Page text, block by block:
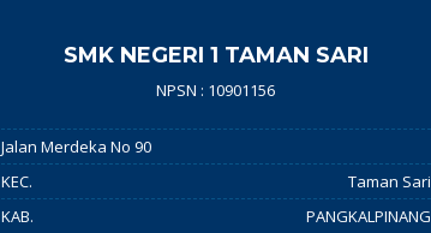
SMK NEGERI 1 TAMAN SARI
NPSN : 10901156
Jalan Merdeka No 90
KEC.
Taman Sari
KAB.
PANGKALPINANG